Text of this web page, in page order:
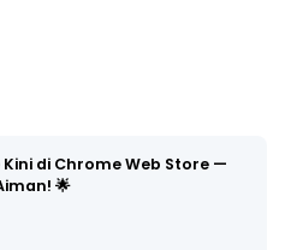
Kini di Chrome Web Store —
🌟